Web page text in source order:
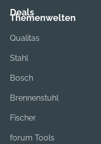
Deals
Themenwelten
Qualitas
Stahl
Bosch
Brennenstuhl
Fischer
forum Tools